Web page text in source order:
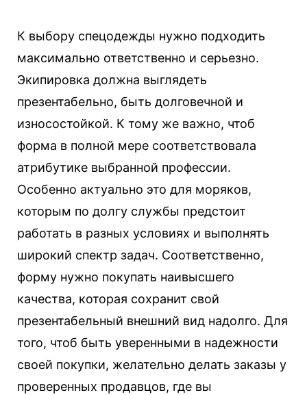
К выбору спецодежды нужно подходить
максимально ответственно и серьезно.
Экипировка должна выглядеть
презентабельно, быть долговечной и
износостойкой. К тому же важно, чтоб
форма в полной мере соответствовала
атрибутике выбранной профессии.
Особенно актуально это для моряков,
которым по долгу службы предстоит
работать в разных условиях и выполнять
широкий спектр задач. Соответственно,
форму нужно покупать наивысшего
качества, которая сохранит свой
презентабельный внешний вид надолго. Для
того, чтоб быть уверенными в надежности
своей покупки, желательно делать заказы у
проверенных продавцов, где вы